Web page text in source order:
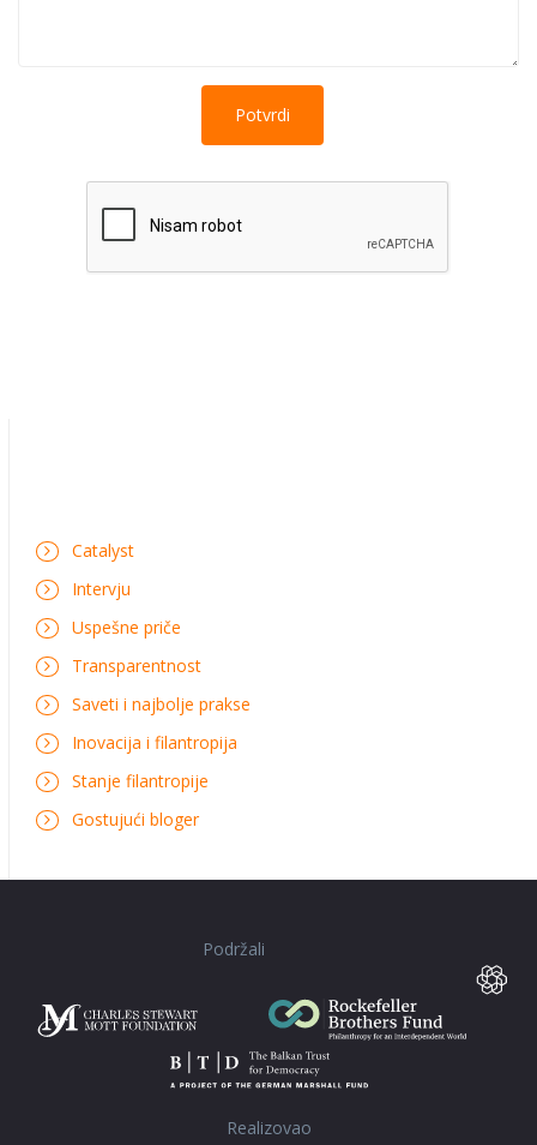
Catalyst
Intervju
Uspešne priče
Transparentnost
Saveti i najbolje prakse
Inovacija i filantropija
Stanje filantropije
Gostujući bloger
Podržali
Realizovao